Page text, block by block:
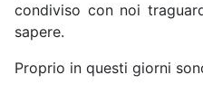
condiviso con noi
sapere.
Proprio in questi giorni